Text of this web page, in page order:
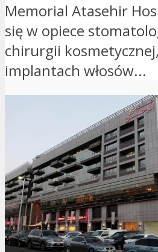
Memorial Atasehir
się w opiece
chirurgii
implantach włosów...